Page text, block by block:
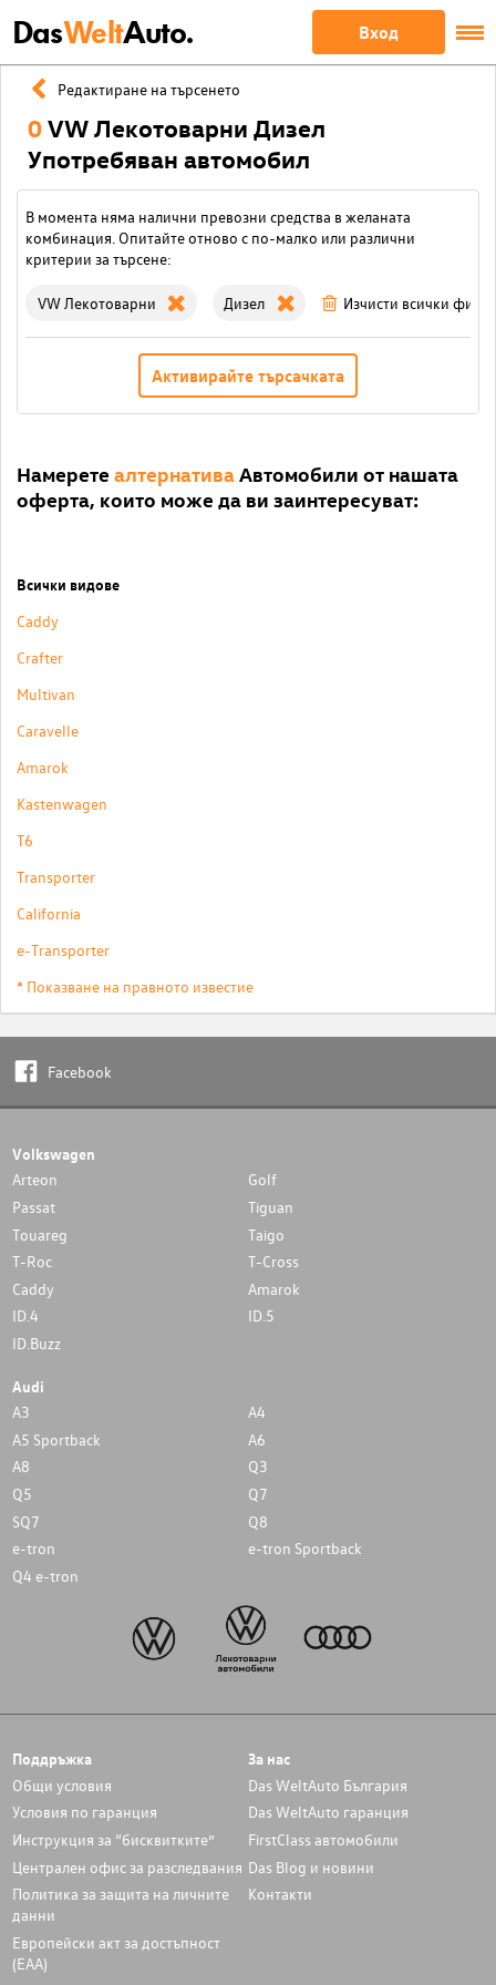
DasWeltAuto. Вход
Редактиране на търсенето
0VW Лекотоварни Дизел
Употребяван автомобил
В момента няма налични превозни средства в желаната
комбинация. Опитайте отново с по-малко или различни
критерии за търсене:
VW Лекотоварни Дизел Изчисти всички
Активирайте търсачката
Намерете алтернативаАвтомобили от нашата
оферта, които може да ви заинтересуват:
Всички видове
Caddy
Crafter
Multivan
Caravelle
Amarok
Kastenwagen
T6
Transporter
California
e-Transporter
* Показване на правното известие
Facebook
Volkswagen
Arteon
Golf
Passat
Tiguan
Touareg
Taigo
T-Roc
T-Cross
Caddy
Amarok
ID.4
ID.5
ID.Buzz
Audi
A3
A4
A5 Sportback
A6
A8
Q3
Q5
Q7
SQ7
Q8
e-tron
e-tron Sportback
Q4 e-tron
Поддръжка
Общи условия
Условия по гаранция
Инструкция за “бисквитките”
Централен офис за разследвания
Политика за защита на личните
данни
Европейски акт за достъпност
(ЕАА)
За нас
Das WeltAuto България
Das WeltAuto гаранция
FirstClass автомобили
Das Blog и новини
Контакти